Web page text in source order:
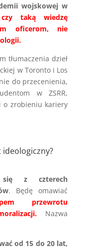
wojskowej w
taką wiedzę
oficerom, nie
tłumaczenia dzieł
w Toronto i Los
do przecenienia,
w ZSRR,
o zrobieniu kariery
się z czterech
. Będę omawiać
przewrotu
Nazwa
od 15 do 20 lat,